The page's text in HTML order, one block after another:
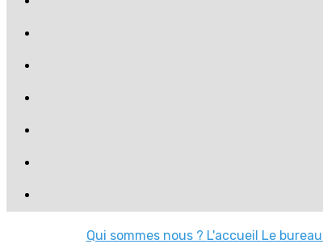
Qui sommes nous ? L'accueil Le bureau